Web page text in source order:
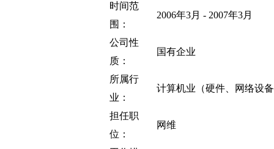
时间范
围：
2006年3月 - 2007年3月
公司性
质：
国有企业
所属行
业：
计算机业（硬件、网络设
担任职
位：
网维